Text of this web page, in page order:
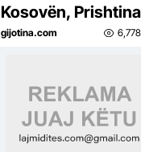
Kosovën,
banderolën
gijotina.com 6,778